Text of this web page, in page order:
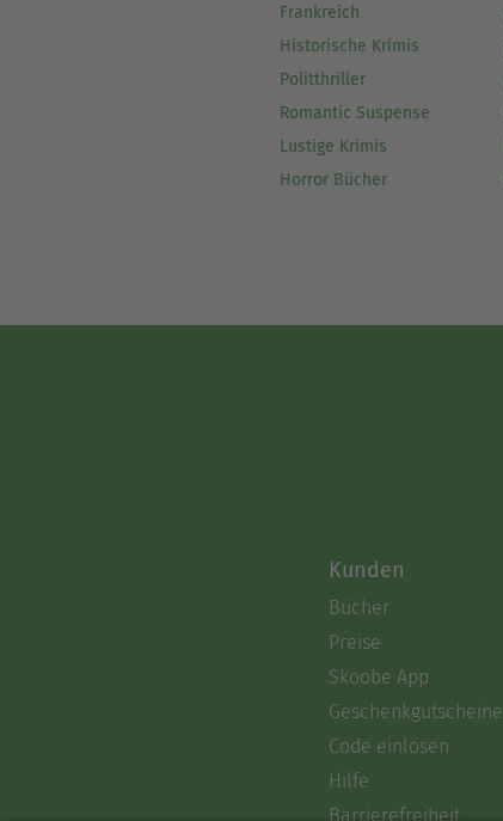
Frankreich
Historische Krimis
Politthriller
Romantic Suspense
Lustige Krimis
Horror Bücher
Kunden
Bücher
Preise
Skoobe App
Geschenkgutscheine
Code einlösen
Hilfe
Barrierefreiheit